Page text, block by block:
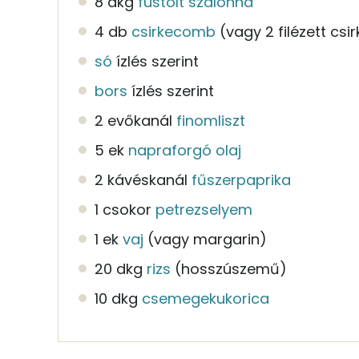
4 db csirkecomb (vagy 2 filézett
só ízlés szerint
bors ízlés szerint
2 evőkanál finomliszt
5 ek napraforgó olaj
2 kávéskanál fűszerpaprika
1 csokor petrezselyem
1 ek vaj (vagy margarin)
20 dkg rizs (hosszúszemű)
10 dkg csemegekukorica